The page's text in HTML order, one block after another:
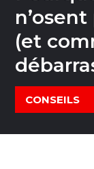
(et
CONSEILS